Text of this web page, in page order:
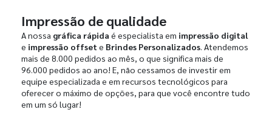
Impressão de qualidade
A nossa gráfica rápida é especialista em impressão digital
e impressão offset e Brindes Personalizados. Atendemos
mais de 8.000 pedidos ao mês, o que significa mais de
96.000 pedidos ao ano! E, não cessamos de investir em
equipe especializada e em recursos tecnológicos para
oferecer o máximo de opções, para que você encontre tudo
em um só lugar!